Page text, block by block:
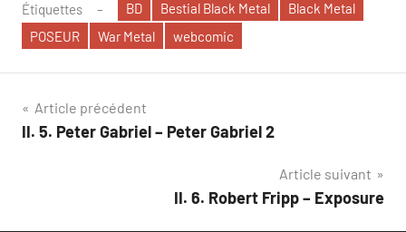
Étiquettes BD Bestial Black Metal
Black Metal
POSEUR
War Metal webcomic
Navigation
de
Article précédent
II. 5. Peter Gabriel – Peter Gabriel 2
Article suivant
II. 6. Robert Fripp – Exposure